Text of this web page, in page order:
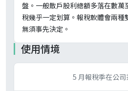
盤。一般散戶股利總額多落在數萬
稅幾乎一定划算。報稅軟體會兩種
無須事先決定。
使用情境
5 月報稅季在公司